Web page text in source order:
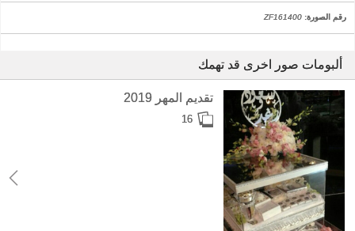
رقم الصورة: ZF161400
ألبومات صور اخرى قد تهمك
تقديم المهر 2019
16